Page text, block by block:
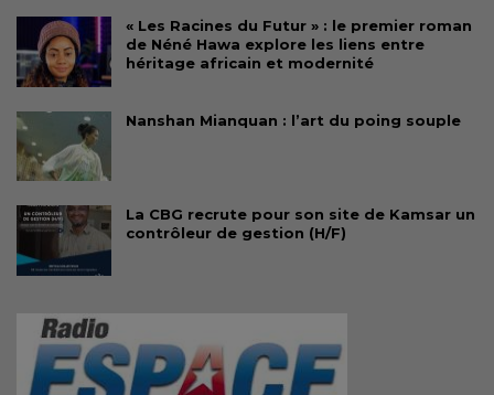
« Les Racines du Futur » : le premier roman
de Néné Hawa explore les liens entre
héritage africain et modernité
Nanshan Mianquan : l’art du poing souple
La CBG recrute pour son site de Kamsar un
contrôleur de gestion (H/F)